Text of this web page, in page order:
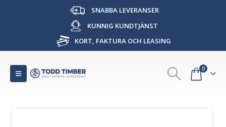
SNABBA LEVERANSER
KUNNIG KUNDTJÄNST
KORT, FAKTURA OCH LEASING
0